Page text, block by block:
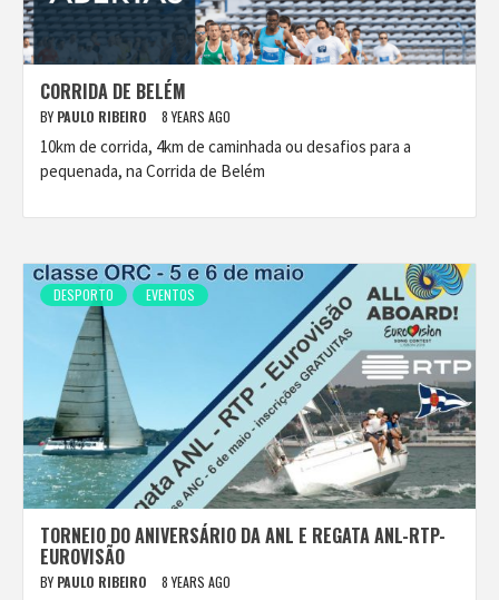
CORRIDA DE BELÉM
BY PAULO RIBEIRO 8 YEARS AGO
10km de corrida, 4km de caminhada ou desafios para a
pequenada, na Corrida de Belém
DESPORTO EVENTOS
TORNEIO DO ANIVERSÁRIO DA ANL E REGATA ANL-RTP-
EUROVISÃO
BY PAULO RIBEIRO 8 YEARS AGO